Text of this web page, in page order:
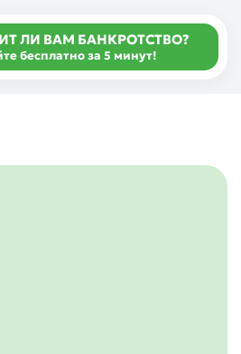
ЛИ ВАМ БАНКРОТСТВО?
бесплатно за 5 минут!